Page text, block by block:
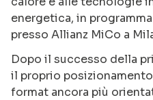
energetica, in
presso Allianz MiCo a
Dopo il successo della
il proprio
format ancora più